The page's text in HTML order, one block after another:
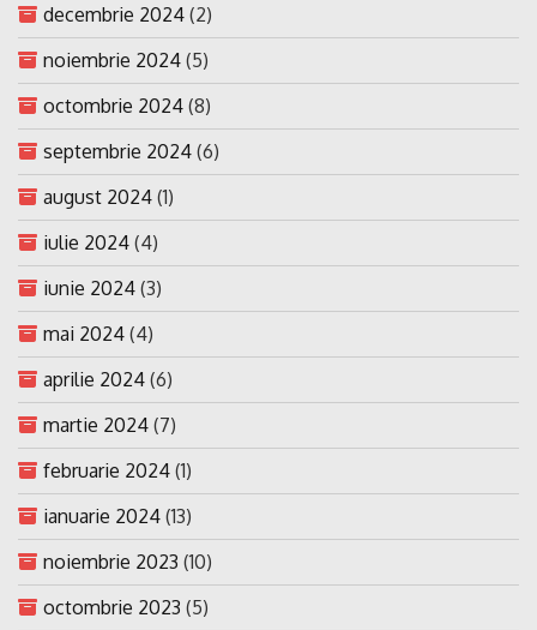
decembrie 2024 (2)
noiembrie 2024 (5)
octombrie 2024 (8)
septembrie 2024 (6)
august 2024 (1)
iulie 2024 (4)
iunie 2024 (3)
mai 2024 (4)
aprilie 2024 (6)
martie 2024 (7)
februarie 2024 (1)
ianuarie 2024 (13)
noiembrie 2023 (10)
octombrie 2023 (5)